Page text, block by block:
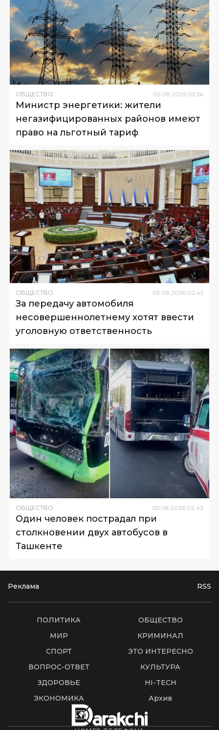
ОБЩЕСТВО 05.08.2026 02:56
Министр энергетики: жители
негазифицированных районов имеют
право на льготный тариф
ОБЩЕСТВО 05.08.2026 02:45
За передачу автомобиля
несовершеннолетнему хотят ввести
уголовную ответственность
ОБЩЕСТВО 05.08.2026 02:43
Один человек пострадал при
столкновении двух автобусов в
Ташкенте
Реклама RSS
ПОЛИТИКА
ОБЩЕСТВО
МИР
КРИМИНАЛ
СПОРТ
ЭТО ИНТЕРЕСНО
ВОПРОС-ОТВЕТ
КУЛЬТУРА
ЗДОРОВЬЕ
HI-TECH
ЭКОНОМИКА
Архив